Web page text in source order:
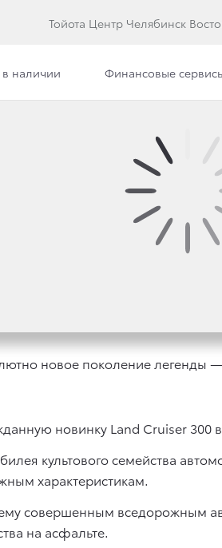
Тойота Центр Челябинск
наличии Финансовые
TOYOTA
ЛЕГЕНДЫ —
новинку Land Cruiser 300
культового семейства
характеристикам.
совершенным вседорожным
на асфальте.